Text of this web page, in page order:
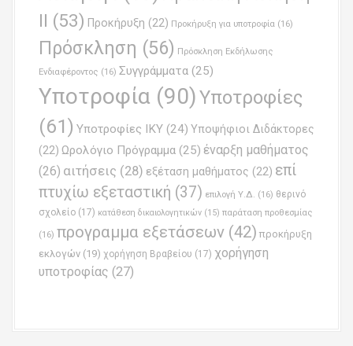
ΙΙ (53) Προκήρυξη (22) Προκήρυξη για υποτροφία (16)
Πρόσκληση (56) Πρόσκληση Εκδήλωσης
Ενδιαφέροντος (16) Συγγράμματα (25)
Υποτροφία (90)Υποτροφίες
(61) Υποτροφίες ΙΚΥ (24) Υποψήφιοι Διδάκτορες
(22) Ωρολόγιο Πρόγραμμα (25) έναρξη μαθήματος
(26) αιτήσεις (28) εξέταση μαθήματος (22) επί
πτυχίω εξεταστική (37) επιλογή Υ.Δ. (16) θερινό
σχολείο (17) κατάθεση δικαιολογητικών (15) παράταση προθεσμίας
(16) προγραμμα εξετάσεων (42) προκήρυξη
εκλογών (19) χορήγηση Βραβείου (17) χορήγηση
υποτροφίας (27)